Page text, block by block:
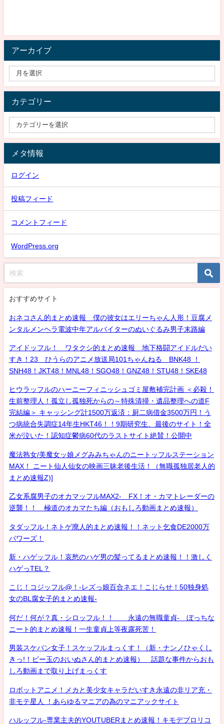
アーカイブ
カテゴリー
メタ情報
ログイン
投稿フィード
コメントフィード
WordPress.org
おすすめサイト
おネコさん的まとめ速報 僕の彼女はエリーちゃん人形！豆腐メ
ンタルメンヘラ電波中年アルバイターのぬいぐるみ男子末路編
アイドッフル！ ワタクシ的まとめ速報 地下格闘アイドルだい
すき！23 ひうらのアニメ放送局101ちゃんねる BNK48 ！
SNH48！JKT48！MNL48！SGO48！GNZ48！STU48！SKE48
ヒウラッフルのハーニーフィニッシュゴミ屋敷補完計画 ＜必殺！
生前整理人！孤立し孤独死からの～特殊清掃・遺品整理への道F
完結編＞ キャッシング計1500万返済：厨二病借金3500万円！う
つ病統合失調症14年生HKT46！！9期研究生、最後のサイト！全
米が泣いた！認知症鬱病60代のラストサイト絶賛！公開中
魔法熟女/美魔女ッ娘メグみみちゃんのニートッフルステーション
MAX！ ニート仙人仙女の映画三昧老後生活！（無職孤独居老人的
まとめ速報Z)]
乙女系腐男子のオカマッフルMAX2- FX！オ・カマトレーダーの
逆襲！！ 極道のオカマたち編（おもしろ動画まとめ速報）
タダッフル！ネトゲ廃人的まとめ速報！！ネット乞食DE2000万
パワーズ！
新・ハゲッフル！哀愁のハゲ男の髪ってるまとめ速報！！激しく
ハゲっTEL？
こじ！コジッフル@！-レズっ娘百合ネエ！こじらせ！50独身処
女のBL腐女子的まとめ速報-
何だ！何が？真・シロッフル！！ 永遠の無職童貞- ぼっちな
ニート的まとめ速報！一生童貞上等夜露死苦！
男装スケバン女子！スケッフルまっくす！（新・ナンノひゃくし
きっ!！ビー玉のおいぬさん的まとめ速報） 話題な事件からおも
しろ動画まで取り上げまっくす
ロボットアニメ！メカと美少女キャラだいすき永遠の非リア充・
非モテ星人 ！あらゆるマニアの為のマニアックサイト
ハルッフル-専業主夫的YOUTUBERまとめ速報！キモデブロリコ